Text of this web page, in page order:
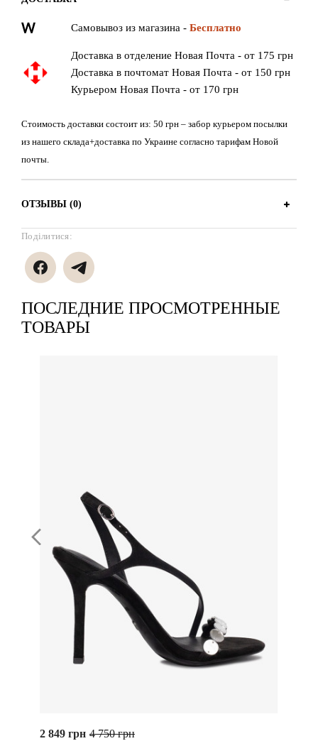
Самовывоз из магазина - Бесплатно
Доставка в отделение Новая Почта - от 175 грн
Доставка в почтомат Новая Почта - от 150 грн
Курьером Новая Почта - от 170 грн
Стоимость доставки состоит из: 50 грн – забор курьером посылки
из нашего склада+доставка по Украине согласно тарифам Новой
почты.
ОТЗЫВЫ (0)
Поділитися:
ПОСЛЕДНИЕ ПРОСМОТРЕННЫЕ
ТОВАРЫ
2 849 грн 4 750 грн